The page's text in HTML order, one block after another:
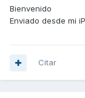
Bienvenido
Enviado desde mi
Citar